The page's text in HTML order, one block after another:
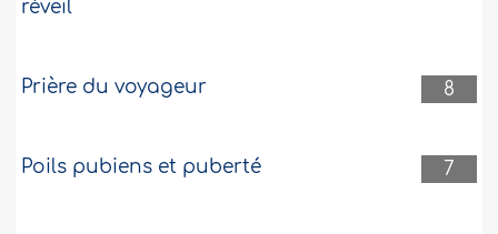
réveil
8
Prière du voyageur
7
Poils pubiens et puberté